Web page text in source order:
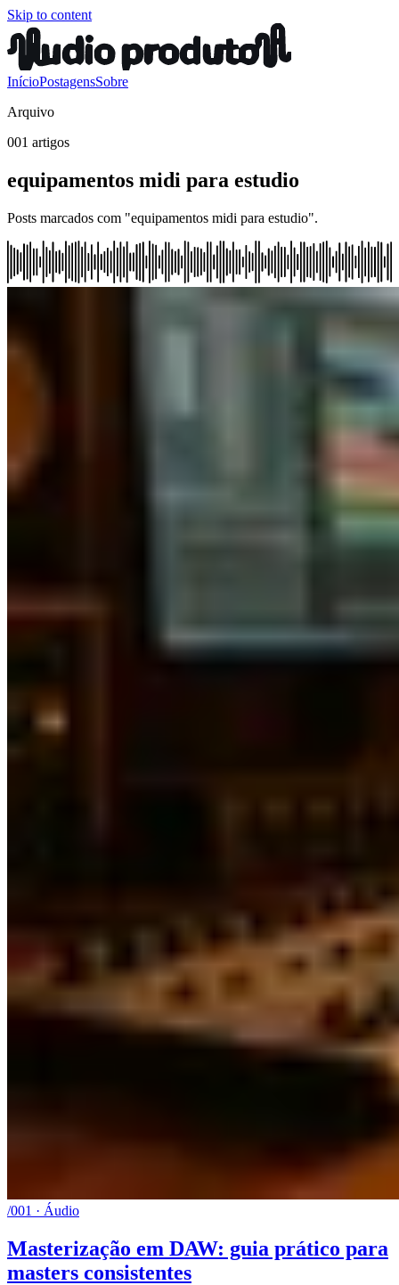
Skip to content
InícioPostagensSobre
Arquivo
001 artigos
equipamentos midi para estudio
Posts marcados com "equipamentos midi para estudio".
/001 · Áudio
Masterização em DAW: guia prático para
masters consistentes